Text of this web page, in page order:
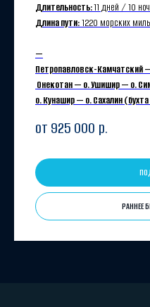
Длительность:11 дней / 10
Длина пути:1220 морских миль
—
Петропавловск-Камчатский
Онекотан — о. Ушишир — о.
о. Кунашир — о. Сахалин
от 925 000 р.
РАННЕЕ